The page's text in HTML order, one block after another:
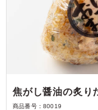
焦がし醤油の炙り
商品番号： 80019